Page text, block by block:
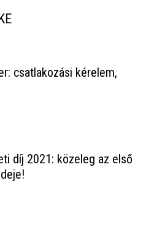
csatlakozási kérelem,
díj 2021: közeleg az első